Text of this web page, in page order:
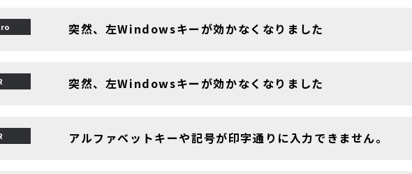
突然、左Windowsキーが効かなくなりました
突然、左Windowsキーが効かなくなりました
アルファベットキーや記号が印字通りに入力できません。